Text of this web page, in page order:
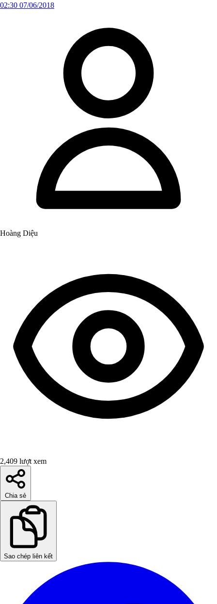
02:30 07/06/2018
Hoàng Diệu
2,409 lượt xem
Chia sẻ
Sao chép liên kết